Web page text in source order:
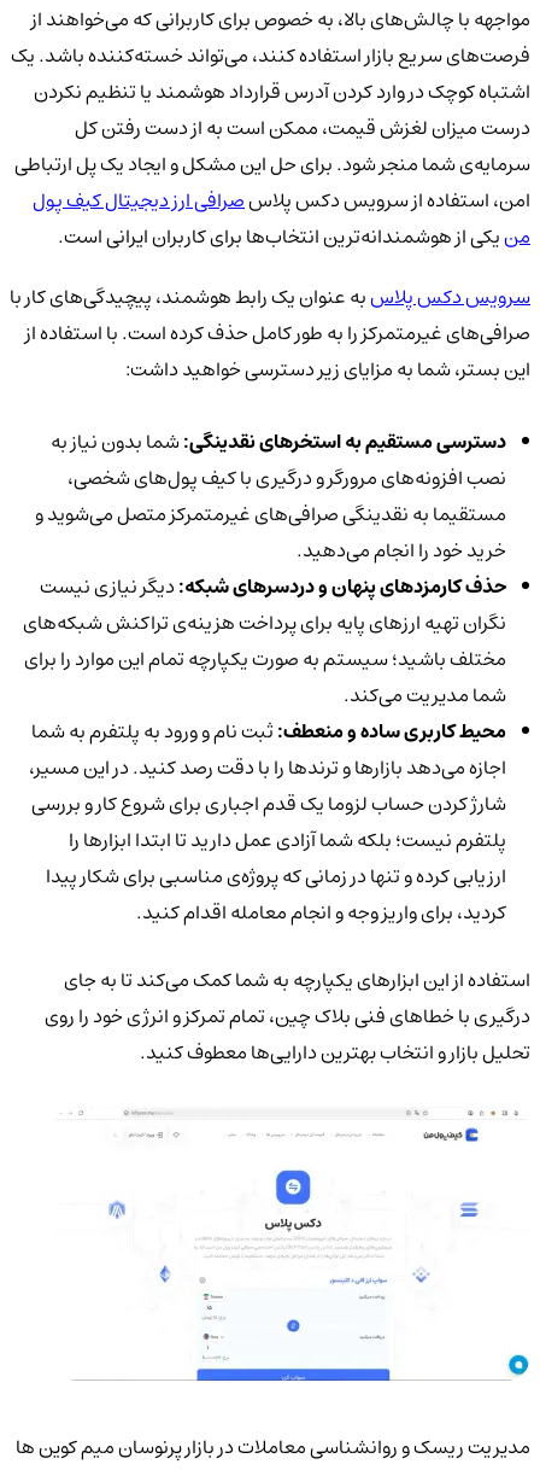
مواجهه با چالش‌های بالا، به خصوص برای کاربرانی که می‌خواهند از
فرصت‌های سریع بازار استفاده کنند، می‌تواند خسته‌کننده باشد. یک
اشتباه کوچک در وارد کردن آدرس قرارداد هوشمند یا تنظیم نکردن
درست میزان لغزش قیمت، ممکن است به از دست رفتن کل
سرمایه‌ی شما منجر شود. برای حل این مشکل و ایجاد یک پل ارتباطی
امن، استفاده از سرویس دکس پلاسصرافی ارز دیجیتال کیف پول
منیکی از هوشمندانه‌ترین انتخاب‌ها برای کاربران ایرانی است.
سرویس دکس پلاسبه عنوان یک رابط هوشمند، پیچیدگی‌های کار با
صرافی‌های غیرمتمرکز را به طور کامل حذف کرده است. با استفاده از
این بستر، شما به مزایای زیر دسترسی خواهید داشت:
دسترسی مستقیم به استخرهای نقدینگی:شما بدون نیاز به
نصب افزونه‌های مرورگر و درگیری با کیف پول‌های شخصی،
مستقیما به نقدینگی صرافی‌های غیرمتمرکز متصل می‌شوید و
خرید خود را انجام می‌دهید.
حذف کارمزدهای پنهان و دردسرهای شبکه:دیگر نیازی نیست
نگران تهیه ارزهای پایه برای پرداخت هزینه‌ی تراکنش شبکه‌های
مختلف باشید؛ سیستم به صورت یکپارچه تمام این موارد را برای
شما مدیریت می‌کند.
محیط کاربری ساده و منعطف:ثبت نام و ورود به پلتفرم به شما
اجازه می‌دهد بازارها و ترندها را با دقت رصد کنید. در این مسیر،
شارژ کردن حساب لزوما یک قدم اجباری برای شروع کار و بررسی
پلتفرم نیست؛ بلکه شما آزادی عمل دارید تا ابتدا ابزارها را
ارزیابی کرده و تنها در زمانی که پروژه‌ی مناسبی برای شکار پیدا
کردید، برای واریز وجه و انجام معامله اقدام کنید.
استفاده از این ابزارهای یکپارچه به شما کمک می‌کند تا به جای
درگیری با خطاهای فنی بلاک چین، تمام تمرکز و انرژی خود را روی
تحلیل بازار و انتخاب بهترین دارایی‌ها معطوف کنید.
مدیریت ریسک و روانشناسی معاملات در بازار پرنوسان میم کوین ها